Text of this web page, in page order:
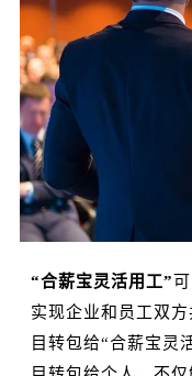
“合薪宝灵活用工”
实现企业和员工双
目转包给“合薪宝灵